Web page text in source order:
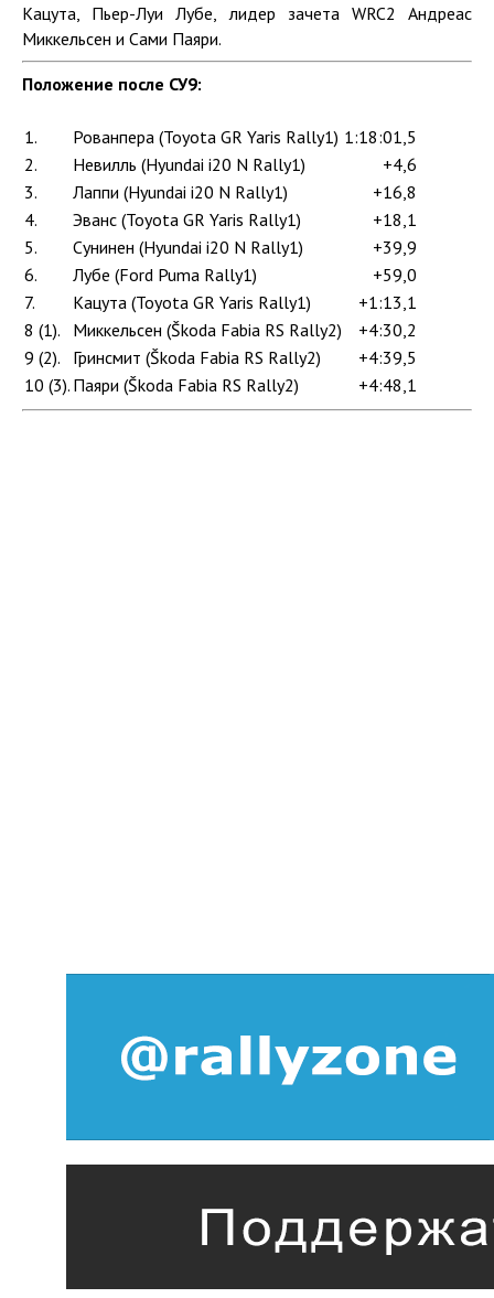
Кацута, Пьер-Луи Лубе, лидер зачета WRC2 Андреас
Миккельсен и Сами Паяри.
Положение после СУ9:
1. Рованпера (Toyota GR Yaris Rally1) 1:18:01,5
2.
Невилль (Hyundai i20 N Rally1)
+4,6
3.
Лаппи (Hyundai i20 N Rally1)
+16,8
4.
Эванс (Toyota GR Yaris Rally1)
+18,1
5.
Сунинен (Hyundai i20 N Rally1)
+39,9
6.
Лубе (Ford Puma Rally1)
+59,0
7.
Кацута (Toyota GR Yaris Rally1)
+1:13,1
8 (1).
Миккельсен (Škoda Fabia RS Rally2)
+4:30,2
9 (2).
Гринсмит (Škoda Fabia RS Rally2)
+4:39,5
10 (3). Паяри (Škoda Fabia RS Rally2) +4:48,1